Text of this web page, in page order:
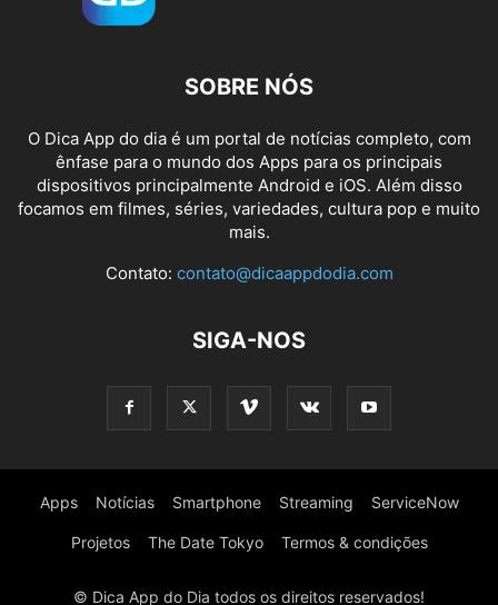
SOBRE NÓS
O Dica App do dia é um portal de notícias completo, com
ênfase para o mundo dos Apps para os principais
dispositivos principalmente Android e iOS. Além disso
focamos em filmes, séries, variedades, cultura pop e muito
mais.
Contato: contato@dicaappdodia.com
SIGA-NOS
Apps Notícias Smartphone Streaming ServiceNow
Projetos The Date Tokyo Termos & condições
© Dica App do Dia todos os direitos reservados!